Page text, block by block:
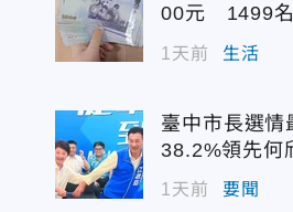
00元 1499名
1天前 生活
臺中市長選情
38.2%領先
代支持度全面
1天前 要聞